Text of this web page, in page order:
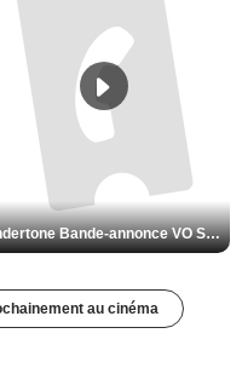
Undertone Bande-annonce VO STFR
au cinéma